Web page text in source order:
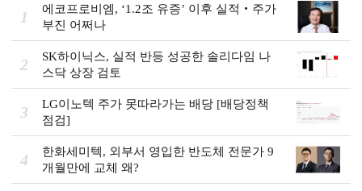
1
에코프로비엠, ‘1.2조 유증’ 이후 실적‧주가
부진 어쩌나
2
SK하이닉스, 실적 반등 성공한 솔리다임 나
스닥 상장 검토
3
LG이노텍 주가 못따라가는 배당 [배당정책
점검]
4
한화세미텍, 외부서 영입한 반도체 전문가 9
개월만에 교체 왜?